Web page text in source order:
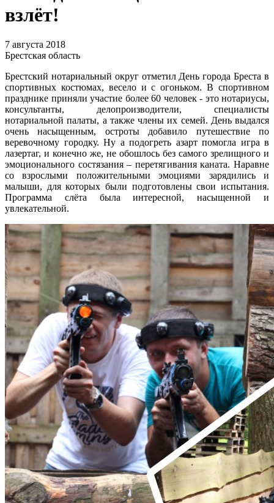
взлёт!
7 августа 2018
Брестская область
Брестский нотариальный округ отметил День города Бреста в
спортивных костюмах, весело и с огоньком. В спортивном
празднике приняли участие более 60 человек - это нотариусы,
консультанты, делопроизводители, специалисты
нотариальной палаты, а также члены их семей. День выдался
очень насыщенным, остроты добавило путешествие по
веревочному городку. Ну а подогреть азарт помогла игра в
лазертаг, и конечно же, не обошлось без самого зрелищного и
эмоционального состязания – перетягивания каната. Наравне
со взрослыми положительными эмоциями зарядились и
малыши, для которых были подготовлены свои испытания.
Программа слёта была интересной, насыщенной и
увлекательной.